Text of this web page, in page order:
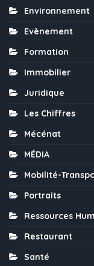
Environnement
Evènement
Formation
Immobilier
Juridique
Les Chiffres
Mécénat
MÉDIA
Mobilité-
Portraits
Ressources
Restaurant
Santé